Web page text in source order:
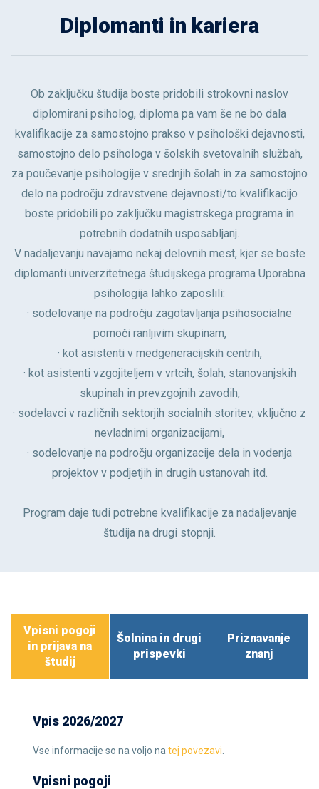
Diplomanti in kariera
Ob zaključku študija boste pridobili strokovni naslov
diplomirani psiholog, diploma pa vam še ne bo dala
kvalifikacije za samostojno prakso v psihološki dejavnosti,
samostojno delo psihologa v šolskih svetovalnih službah,
za poučevanje psihologije v srednjih šolah in za samostojno
delo na področju zdravstvene dejavnosti/to kvalifikacijo
boste pridobili po zaključku magistrskega programa in
potrebnih dodatnih usposabljanj.
V nadaljevanju navajamo nekaj delovnih mest, kjer se boste
diplomanti univerzitetnega študijskega programa Uporabna
psihologija lahko zaposlili:
· sodelovanje na področju zagotavljanja psihosocialne
pomoči ranljivim skupinam,
· kot asistenti v medgeneracijskih centrih,
· kot asistenti vzgojiteljem v vrtcih, šolah, stanovanjskih
skupinah in prevzgojnih zavodih,
· sodelavci v različnih sektorjih socialnih storitev, vključno z
nevladnimi organizacijami,
· sodelovanje na področju organizacije dela in vodenja
projektov v podjetjih in drugih ustanovah itd.
Program daje tudi potrebne kvalifikacije za nadaljevanje
študija na drugi stopnji.
Vpisni pogoji
in prijava na
študij
Šolnina in drugi
prispevki
Priznavanje
znanj
Vpis 2026/2027
Vse informacije so na voljo na tej povezavi
Vpisni pogoji